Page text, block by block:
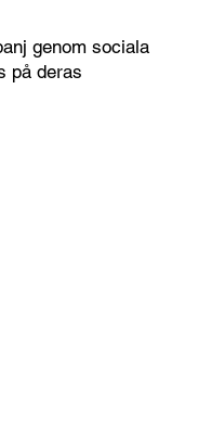
genom sociala
på deras